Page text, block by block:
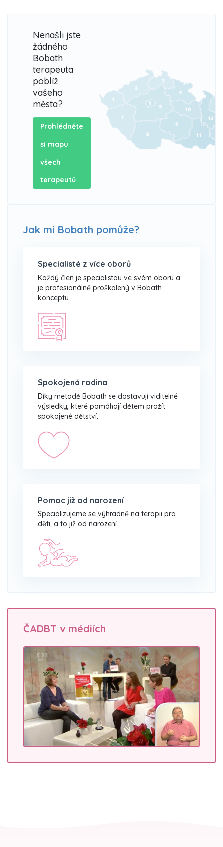
Nenašli jste
žádného
Bobath
terapeuta
poblíž
vašeho
města?
Prohlédněte
si mapu
všech
terapeutů
Jak mi Bobath pomůže?
Specialisté z více oborů
Každý člen je specialistou ve svém oboru a
je profesionálně proškolený v Bobath
konceptu.
Spokojená rodina
Díky metodě Bobath se dostavují viditelné
výsledky, které pomáhají dětem prožít
spokojené dětství.
Pomoc již od narození
Specializujeme se výhradně na terapii pro
děti, a to již od narození.
ČADBT v médiích